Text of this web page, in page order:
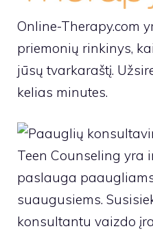
Online-Therapy.com
priemonių rinkinys,
jūsų tvarkaraštį.
kelias minutes.
Teen Counseling yra
paslauga
suaugusiems.
konsultantu vaizdo